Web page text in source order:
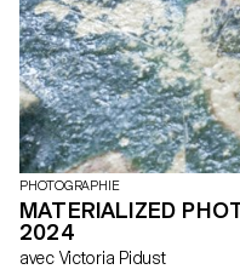
PHOTOGRAPHIE
MATERIALIZED
2024
avec Victoria Pidust